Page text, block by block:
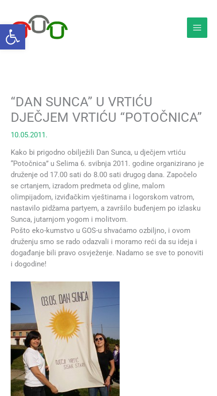
Open toolbar
content
“DAN SUNCA” U VRTIĆU
DJEČJEM VRTIĆU “POTOČNICA”
10.05.2011.
Kako bi prigodno obilježili Dan Sunca, u dječjem vrtiću
“Potočnica” u Selima 6. svibnja 2011. godine organizirano je
druženje od 17.00 sati do 8.00 sati drugog dana. Započelo
se crtanjem, izradom predmeta od gline, malom
olimpijadom, izviđačkim vještinama i logorskom vatrom,
nastavilo pidžama partyem, a završilo buđenjem po izlasku
Sunca, jutarnjom yogom i molitvom.
Pošto eko-kumstvo u GOS-u shvaćamo ozbiljno, i ovom
druženju smo se rado odazvali i moramo reći da su ideja i
događanje bili pravo osvježenje. Nadamo se sve to ponoviti
i dogodine!